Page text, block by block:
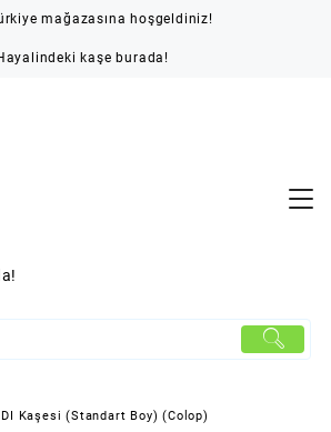
mağazasına hoşgeldiniz!
kaşe burada!
Kaşesi (Standart Boy) (Colop)